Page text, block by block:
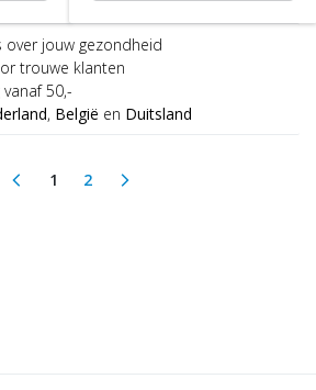
jouw gezondheid
trouwe klanten
50,-
, België en Duitsland
arrow_back_ios 1(current)
2 arrow_forward_ios